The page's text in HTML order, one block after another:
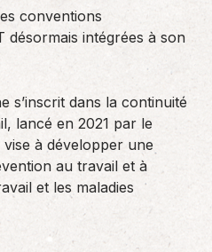
conventions
désormais intégrées à son
s’inscrit dans la continuité
lancé en 2021 par le
à développer une
au travail et à
et les maladies